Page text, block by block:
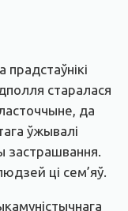
старалася
да
ўжывалі
застрашвання.
ці сем’яў.